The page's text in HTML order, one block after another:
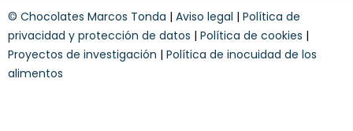
n
e
t
e
u
n
c
o
n
d
i
© Chocolates Marcos Tonda | Aviso legal | Política de
privacidad y protección de datos | Política de cookies |
Proyectos de investigación | Política de inocuidad de los
alimentos